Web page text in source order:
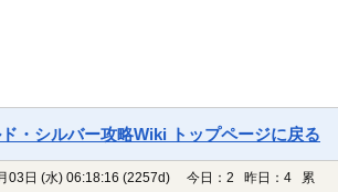
・シルバー攻略Wiki トップページに戻る
03日 (水) 06:18:16 (2257d)
今日：2 昨日：4 累